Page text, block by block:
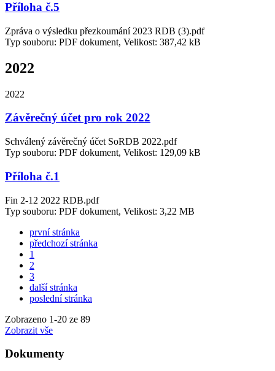
Příloha č.5
Zpráva o výsledku přezkoumání 2023 RDB (3).pdf
Typ souboru: PDF dokument, Velikost: 387,42 kB
2022
2022
Závěrečný účet pro rok 2022
Schválený závěrečný účet SoRDB 2022.pdf
Typ souboru: PDF dokument, Velikost: 129,09 kB
Příloha č.1
Fin 2-12 2022 RDB.pdf
Typ souboru: PDF dokument, Velikost: 3,22 MB
první stránka
předchozí stránka
1
2
3
další stránka
poslední stránka
Zobrazeno 1-20 ze 89
Zobrazit vše
Dokumenty